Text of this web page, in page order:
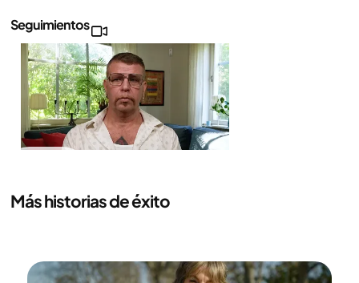
Seguimientos
Más historias de éxito